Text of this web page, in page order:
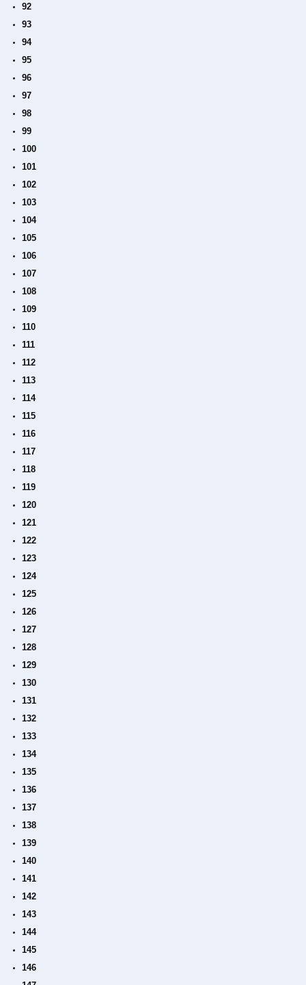
92
93
94
95
96
97
98
99
100
101
102
103
104
105
106
107
108
109
110
111
112
113
114
115
116
117
118
119
120
121
122
123
124
125
126
127
128
129
130
131
132
133
134
135
136
137
138
139
140
141
142
143
144
145
146